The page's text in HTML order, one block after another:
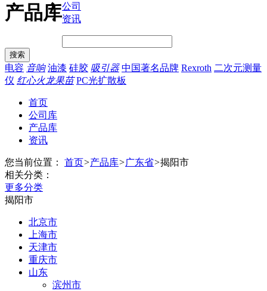
产品库公司
资讯
电容 音响 油漆 硅胶 吸引器 中国著名品牌 Rexroth 二次元测量
仪 红心火龙果苗 PC光扩散板
首页
公司库
产品库
资讯
您当前位置： 首页>产品库>广东省>揭阳市
相关分类：
更多分类
揭阳市
北京市
上海市
天津市
重庆市
山东
滨州市